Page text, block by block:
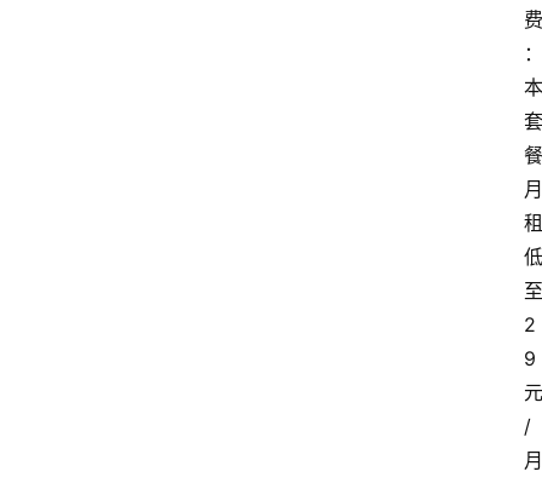
费
：
本
套
餐
月
租
低
至
2
9
元
/
月